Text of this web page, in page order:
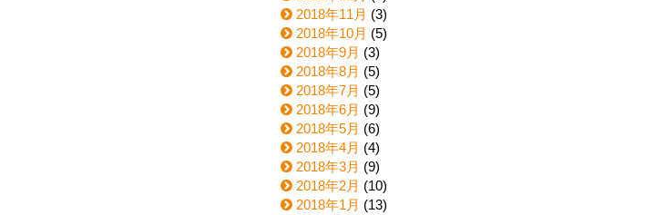
2018年11月 (3)
2018年10月 (5)
2018年9月 (3)
2018年8月 (5)
2018年7月 (5)
2018年6月 (9)
2018年5月 (6)
2018年4月 (4)
2018年3月 (9)
2018年2月 (10)
2018年1月 (13)